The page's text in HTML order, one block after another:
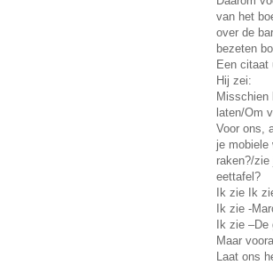
van het
over de
bezeten
Een citaat
Hij zei:
Misschien
laten/Om
Voor ons,
je
raken?/
eettafel?
Ik zie Ik
Ik zie -
Ik zie
Maar
Laat ons